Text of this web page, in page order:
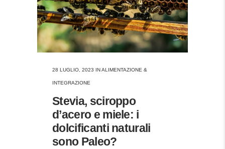
28 LUGLIO, 2023 INALIMENTAZIONE &
INTEGRAZIONE
Stevia, sciroppo
d’acero e miele: i
dolcificanti naturali
sono Paleo?